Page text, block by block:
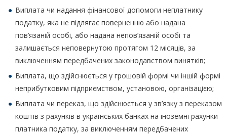
Виплата чи надання фінансової допомоги неплатнику
податку, яка не підлягає поверненню або надана
пов’язаній особі, або надана непов’язаній особі та
залишається неповернутою протягом 12 місяців, за
виключенням передбачених законодавством винятків;
Виплата, що здійснюється у грошовій формі чи іншій формі
неприбутковим підприємством, установою, організацією;
Виплата чи переказ, що здійснюється у зв’язку з переказом
коштів з рахунків в українських банках на іноземні рахунки
платника податку, за виключенням передбачених